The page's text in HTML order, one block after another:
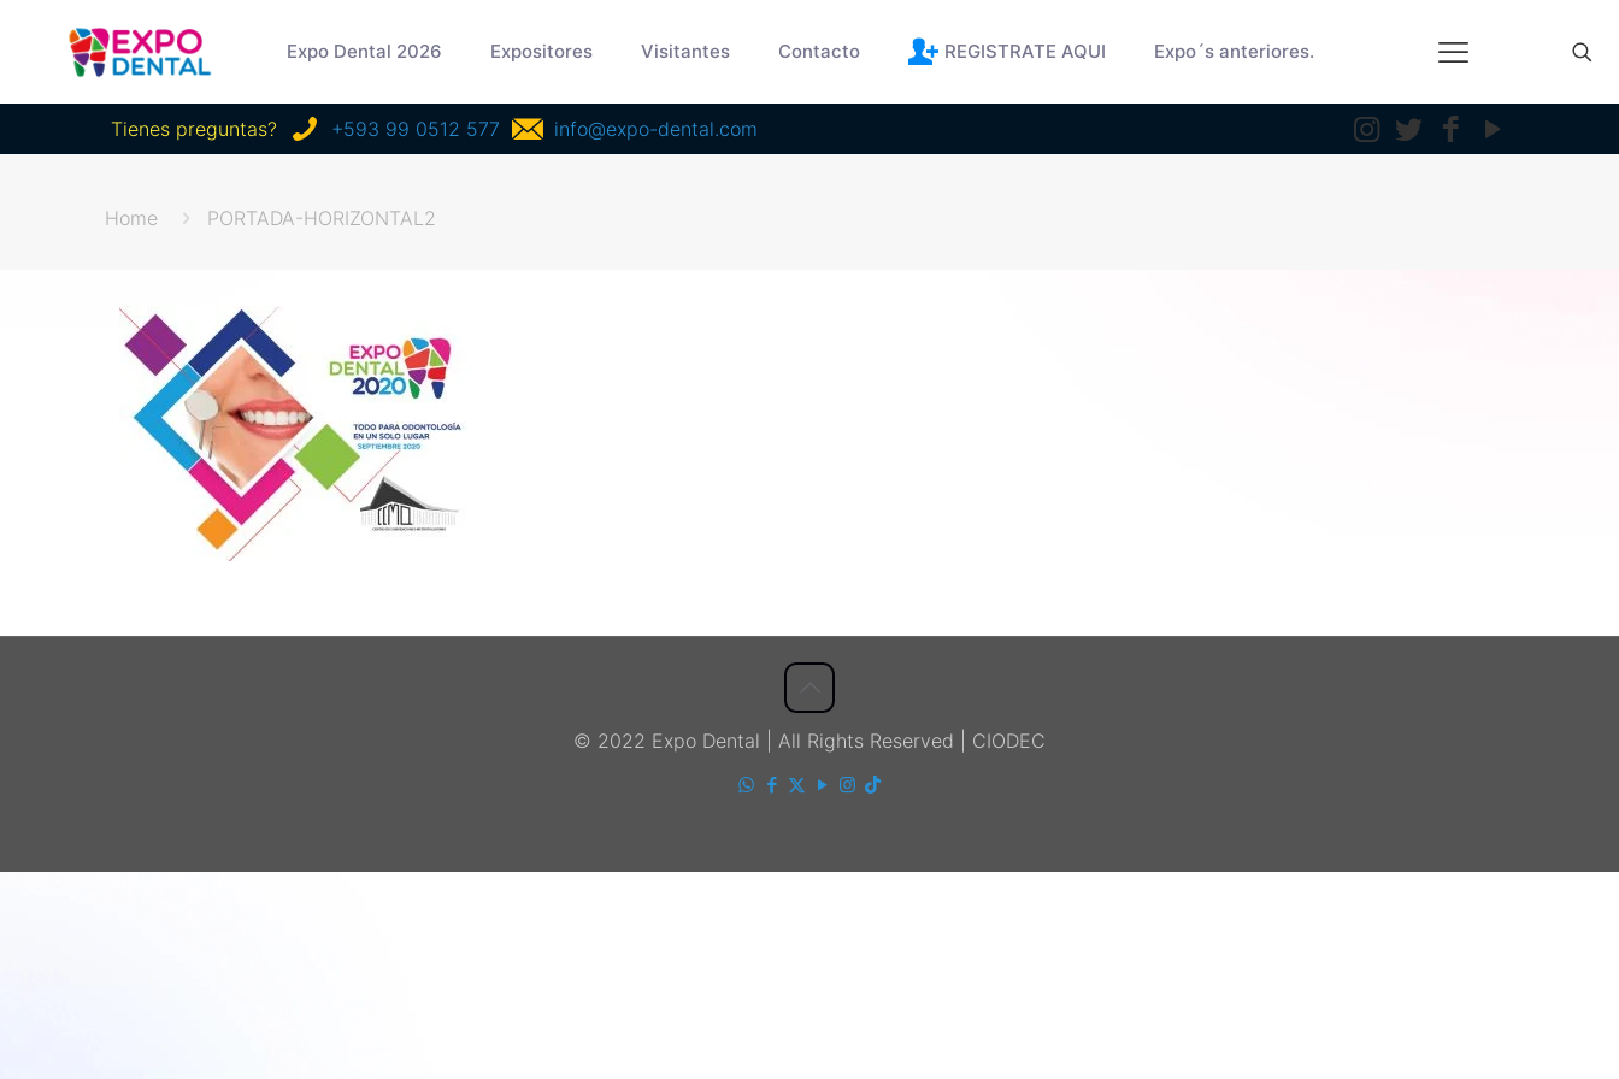
Expo Dental 2026 Expositores Visitantes Contacto REGISTRATE AQUI Expo´s anteriores.
Tienes preguntas? +593 99 0512 577 info@expo-dental.com
Home PORTADA-HORIZONTAL2
© 2022 Expo Dental | All Rights Reserved | CIODEC